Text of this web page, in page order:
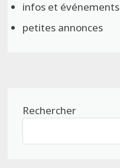
infos et événements
petites annonces
Rechercher